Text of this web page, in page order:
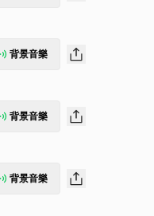
背景音樂
背景音樂
背景音樂